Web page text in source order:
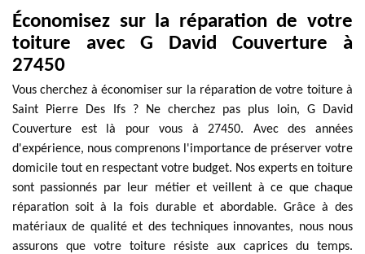
Économisez sur la réparation de votre
toiture avec G David Couverture à
27450
Vous cherchez à économiser sur la réparation de votre toiture à
Saint Pierre Des Ifs ? Ne cherchez pas plus loin, G David
Couverture est là pour vous à 27450. Avec des années
d'expérience, nous comprenons l'importance de préserver votre
domicile tout en respectant votre budget. Nos experts en toiture
sont passionnés par leur métier et veillent à ce que chaque
réparation soit à la fois durable et abordable. Grâce à des
matériaux de qualité et des techniques innovantes, nous nous
assurons que votre toiture résiste aux caprices du temps.